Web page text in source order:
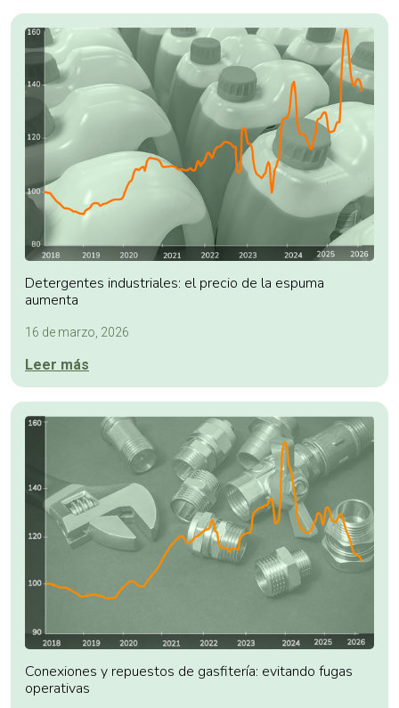
Detergentes industriales: el precio de la espuma
aumenta
16 de marzo, 2026
Leer más
Conexiones y repuestos de gasfitería: evitando fugas
operativas